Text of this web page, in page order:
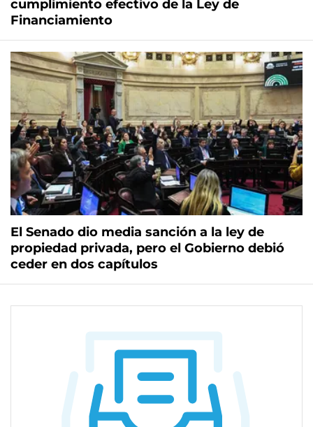
cumplimiento efectivo de la Ley de
Financiamiento
El Senado dio media sanción a la ley de
propiedad privada, pero el Gobierno debió
ceder en dos capítulos